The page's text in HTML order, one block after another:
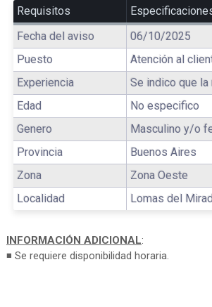
Requisitos
Fecha del aviso
06/10/2025
Puesto
Atención al
Experiencia
Se indico que la
Edad
No especifico
Genero
Masculino y/o
Provincia
Buenos Aires
Zona
Zona Oeste
Localidad
Lomas del
INFORMACIÓN ADICIONAL:
◾ Se requiere disponibilidad horaria.